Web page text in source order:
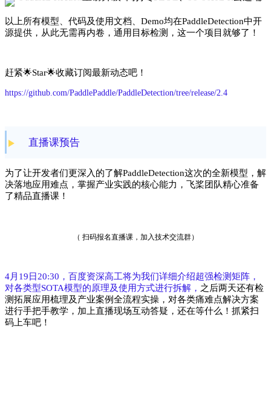
以上所有模型、代码及使用文档、Demo均在PaddleDetection中开
源提供，从此无需再内卷，通用目标检测，这一个项目就够了！
赶紧🌟Star🌟收藏订阅最新动态吧！
https://github.com/PaddlePaddle/PaddleDetection/tree/release/2.4
直播课预告
为了让开发者们更深入的了解PaddleDetection这次的全新模型，解
决落地应用难点，掌握产业实践的核心能力，飞桨团队精心准备
了精品直播课！
（ 扫码报名直播课，加入技术交流群）
4月19日20:30，百度资深高工将为我们详细介绍超强检测矩阵，
对各类型SOTA模型的原理及使用方式进行拆解， 之后两天还有检
测拓展应用梳理及产业案例全流程实操，对各类痛难点解决方案
进行手把手教学，加上直播现场互动答疑，还在等什么！抓紧扫
码上车吧！